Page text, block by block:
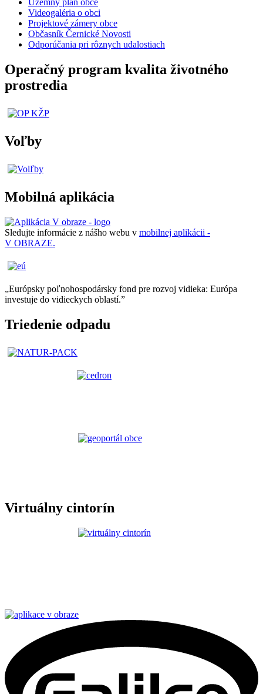
Územný plán obce
Videogaléria o obci
Projektové zámery obce
Občasník Černické Novosti
Odporúčania pri rôznych udalostiach
Operačný program kvalita životného
prostredia
Voľby
Mobilná aplikácia
Sledujte informácie z nášho webu v mobilnej aplikácii -
V OBRAZE.
„Európsky poľnohospodársky fond pre rozvoj vidieka: Európa
investuje do vidieckych oblastí.”
Triedenie odpadu
Virtuálny cintorín